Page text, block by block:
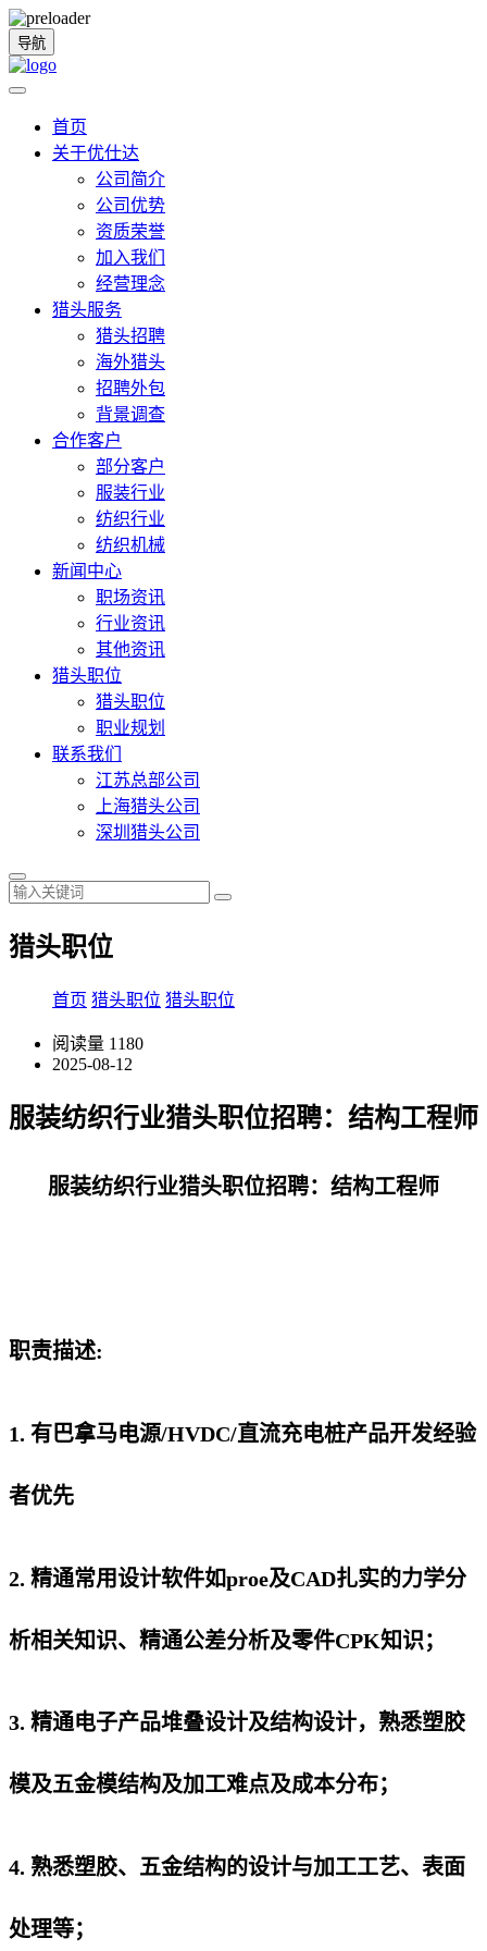
导航
首页
关于优仕达
公司简介
公司优势
资质荣誉
加入我们
经营理念
猎头服务
猎头招聘
海外猎头
招聘外包
背景调查
合作客户
部分客户
服装行业
纺织行业
纺织机械
新闻中心
职场资讯
行业资讯
其他资讯
猎头职位
猎头职位
职业规划
联系我们
江苏总部公司
上海猎头公司
深圳猎头公司
猎头职位
首页 猎头职位 猎头职位
阅读量 1180
2025-08-12
服装纺织行业猎头职位招聘：结构工程师
服装纺织行业猎头职位招聘：结构工程师
职责描述:
1. 有巴拿马电源/HVDC/直流充电桩产品开发经验
者优先
2. 精通常用设计软件如proe及CAD扎实的力学分
析相关知识、精通公差分析及零件CPK知识；
3. 精通电子产品堆叠设计及结构设计，熟悉塑胶
模及五金模结构及加工难点及成本分布；
4. 熟悉塑胶、五金结构的设计与加工工艺、表面
处理等；